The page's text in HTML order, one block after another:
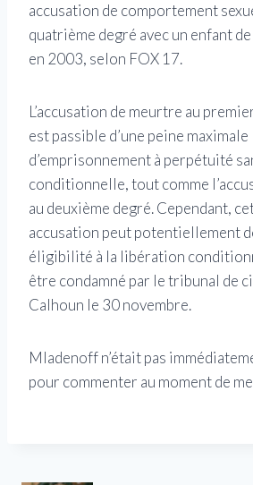
accusation de comportement
quatrième degré avec un enfant
en 2003, selon FOX 17.
L’accusation de meurtre au
est passible d’une peine maximale
d’emprisonnement à perpétuité
conditionnelle, tout comme
au deuxième degré. Cependant,
accusation peut potentiellement
éligibilité à la libération
être condamné par le tribunal de
Calhoun le 30 novembre.
Mladenoff n’était pas
pour commenter au moment de